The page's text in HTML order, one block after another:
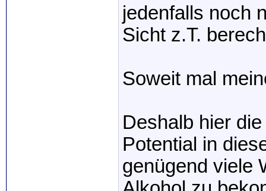
jedenfalls noch
Sicht z.T.
Soweit mal
Deshalb hier
Potential in
genügend viele